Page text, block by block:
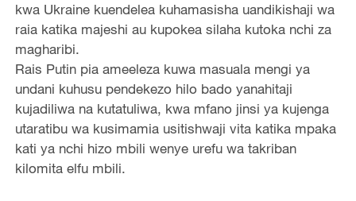
kwa Ukraine kuendelea kuhamasisha uandikishaji wa
raia katika majeshi au kupokea silaha kutoka nchi za
magharibi.
Rais Putin pia ameeleza kuwa masuala mengi ya
undani kuhusu pendekezo hilo bado yanahitaji
kujadiliwa na kutatuliwa, kwa mfano jinsi ya kujenga
utaratibu wa kusimamia usitishwaji vita katika mpaka
kati ya nchi hizo mbili wenye urefu wa takriban
kilomita elfu mbili.